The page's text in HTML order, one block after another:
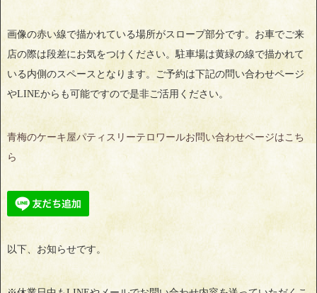
画像の赤い線で描かれている場所がスロープ部分です。お車でご来
店の際は段差にお気をつけください。駐車場は黄緑の線で描かれて
いる内側のスペースとなります。ご予約は下記の問い合わせページ
やLINEからも可能ですので是非ご活用ください。
青梅のケーキ屋パティスリーテロワールお問い合わせページはこち
ら
以下、お知らせです。